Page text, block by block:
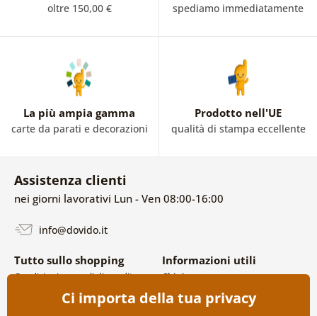
oltre 150,00 € spediamo immediatamente
La più ampia gamma
carte da parati e decorazioni
Prodotto nell'UE
qualità di stampa eccellente
Assistenza clienti
nei giorni lavorativi Lun - Ven 08:00-16:00
info@dovido.it
Tutto sullo shopping
Condizioni generali di vendita e
Politica sulla privacy
Informazioni utili
Chi siamo
FAQ
Contatti
Ci importa della tua privacy